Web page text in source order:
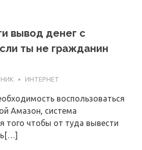
вывод денег с
ты не гражданин
ИНТЕРНЕТ
воспользоваться
Амазон, система
того чтобы от туда вывести